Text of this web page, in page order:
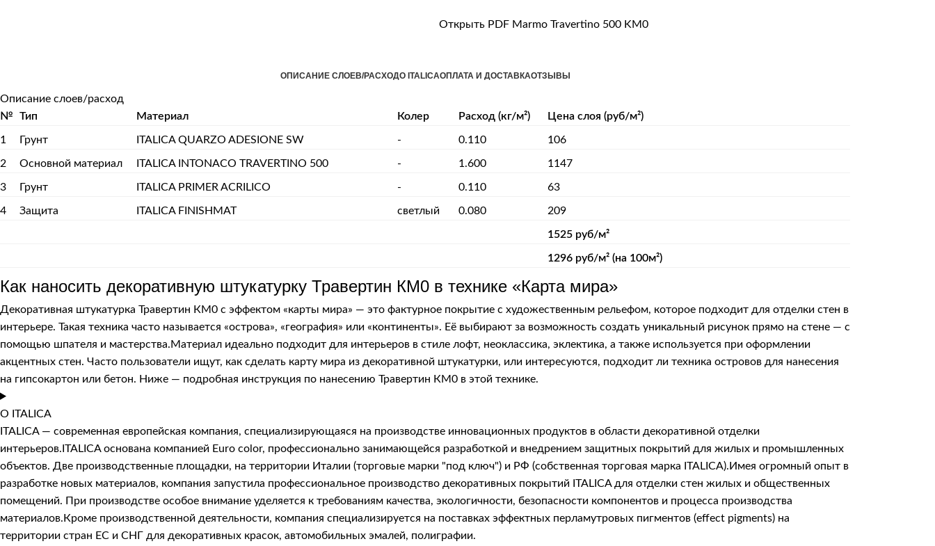
Открыть PDF Marmo Travertino 500 KM0
ОПИСАНИЕ СЛОЕВ/РАСХОДО ITALICAОПЛАТА И ДОСТАВКАОТЗЫВЫ
Описание слоев/расход
№
Тип Материал Колер Расход (кг/м²) Цена слоя (руб/м²)
1 Грунт ITALICA QUARZO ADESIONE SW - 0.110 106
2 Основной материал ITALICA INTONACO TRAVERTINO 500 - 1.600 1147
3 Грунт ITALICA PRIMER ACRILICO - 0.110 63
4 Защита ITALICA FINISHMAT светлый 0.080 209
1525 руб/м²
1296 руб/м² (на 100м²)
Как наносить декоративную штукатурку Травертин КМ0 в технике «Карта мира»
Декоративная штукатурка Травертин КМ0 с эффектом «карты мира» — это фактурное покрытие с художественным рельефом, которое подходит для отделки стен в
интерьере. Такая техника часто называется «острова», «география» или «континенты». Её выбирают за возможность создать уникальный рисунок прямо на стене — с
помощью шпателя и мастерства.Материал идеально подходит для интерьеров в стиле лофт, неоклассика, эклектика, а также используется при оформлении
акцентных стен. Часто пользователи ищут, как сделать карту мира из декоративной штукатурки, или интересуются, подходит ли техника островов для нанесения
на гипсокартон или бетон. Ниже — подробная инструкция по нанесению Травертин КМ0 в этой технике.
О ITALICA
ITALICA — современная европейская компания, специализирующаяся на производстве инновационных продуктов в области декоративной отделки
интерьеров.ITALICA основана компанией Euro color, профессионально занимающейся разработкой и внедрением защитных покрытий для жилых и промышленных
объектов. Две производственные площадки, на территории Италии (торговые марки "под ключ") и РФ (собственная торговая марка ITALICA).Имея огромный опыт в
разработке новых материалов, компания запустила профессиональное производство декоративных покрытий ITALICA для отделки стен жилых и общественных
помещений. При производстве особое внимание уделяется к требованиям качества, экологичности, безопасности компонентов и процесса производства
материалов.Кроме производственной деятельности, компания специализируется на поставках эффектных перламутровых пигментов (effect pigments) на
территории стран ЕС и СНГ для декоративных красок, автомобильных эмалей, полиграфии.